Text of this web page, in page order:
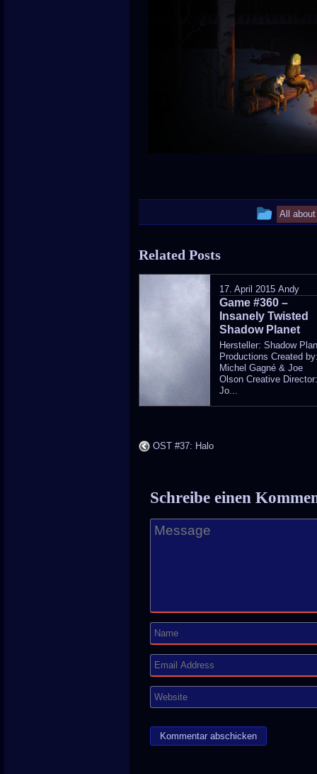
This
in
All
Related Posts
17. April 2015 Andy
Game #360 –
Insanely Twisted
Shadow Planet
Hersteller: Shadow
Productions Created
Michel Gagné & Joe
Olson Creative
Jo...
OST #37: Halo
Schreibe einen